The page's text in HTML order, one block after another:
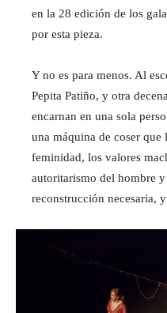
en la 28 edición de los
por esta pieza.
Y no es para menos. Al
Pepita Patiño, y otra
encarnan en una sola
una máquina de coser que
feminidad, los valores
autoritarismo del hombre
reconstrucción necesaria,